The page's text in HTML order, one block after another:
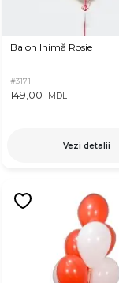
Balon Inimă Rosie
#3171
149,00 MDL
Vezi detalii